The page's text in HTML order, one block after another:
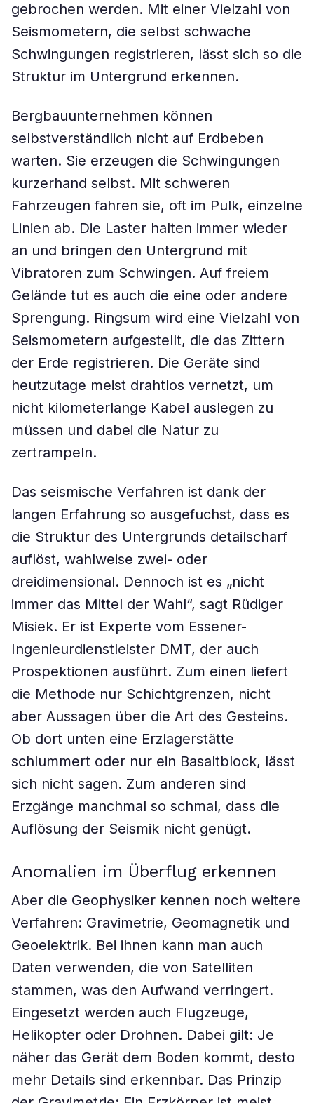
gebrochen werden. Mit einer Vielzahl von
Seismometern, die selbst schwache
Schwingungen registrieren, lässt sich so die
Struktur im Untergrund erkennen.
Bergbauunternehmen können
selbstverständlich nicht auf Erdbeben
warten. Sie erzeugen die Schwingungen
kurzerhand selbst. Mit schweren
Fahrzeugen fahren sie, oft im Pulk, einzelne
Linien ab. Die Laster halten immer wieder
an und bringen den Untergrund mit
Vibratoren zum Schwingen. Auf freiem
Gelände tut es auch die eine oder andere
Sprengung. Ringsum wird eine Vielzahl von
Seismometern aufgestellt, die das Zittern
der Erde registrieren. Die Geräte sind
heutzutage meist drahtlos vernetzt, um
nicht kilometerlange Kabel auslegen zu
müssen und dabei die Natur zu
zertrampeln.
Das seismische Verfahren ist dank der
langen Erfahrung so ausgefuchst, dass es
die Struktur des Untergrunds detailscharf
auflöst, wahlweise zwei- oder
dreidimensional. Dennoch ist es „nicht
immer das Mittel der Wahl“, sagt Rüdiger
Misiek. Er ist Experte vom Essener-
Ingenieurdienstleister DMT, der auch
Prospektionen ausführt. Zum einen liefert
die Methode nur Schichtgrenzen, nicht
aber Aussagen über die Art des Gesteins.
Ob dort unten eine Erzlagerstätte
schlummert oder nur ein Basaltblock, lässt
sich nicht sagen. Zum anderen sind
Erzgänge manchmal so schmal, dass die
Auflösung der Seismik nicht genügt.
Anomalien im Überflug erkennen
Aber die Geophysiker kennen noch weitere
Verfahren: Gravimetrie, Geomagnetik und
Geoelektrik. Bei ihnen kann man auch
Daten verwenden, die von Satelliten
stammen, was den Aufwand verringert.
Eingesetzt werden auch Flugzeuge,
Helikopter oder Drohnen. Dabei gilt: Je
näher das Gerät dem Boden kommt, desto
mehr Details sind erkennbar. Das Prinzip